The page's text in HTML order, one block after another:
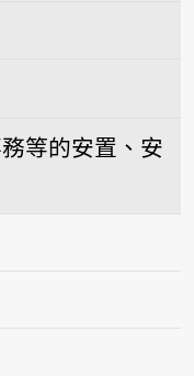
等的安置、安